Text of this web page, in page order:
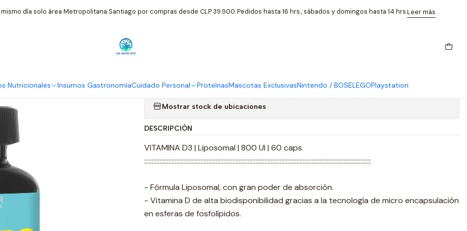
Nutricionales Insumos GastronomíaCuidado Personal ProteínasMascotas ExclusivasNintendo / BOSELEGOPlaystation
día solo área Metropolitana Santiago por compras desde CLP 39.900. Pedidos hasta 16 hrs., sábados y domingos hasta 14 hrs.Leer más
Nutricionales Ortomolecular Vitamina D3 Liposomal 800 Ui 60 Caps Ortomolecular
Mostrar stock de ubicaciones
DESCRIPCIÓN
VITAMINA D3 | Liposomal | 800 UI | 60 caps.
:::::::::::::::::::::::::::::::::::::::::::::::::::::::::::::::::::::::::::::::::::::::::::::::::::::::::::::::::::::::::::::::::::::::::::::::::::::
- Fórmula Liposomal, con gran poder de absorción.
- Vitamina D de alta biodisponibilidad gracias a la tecnología de micro encapsulación
en esferas de fosfolípidos.